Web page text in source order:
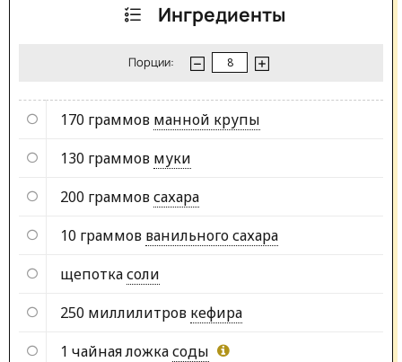
Ингредиенты
Порции:
170 граммов манной крупы
130 граммов муки
200 граммовсахара
10 граммов ванильного сахара
щепоткасоли
250 миллилитров кефира
1 чайная ложкасоды